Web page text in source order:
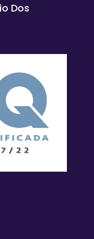
Dos